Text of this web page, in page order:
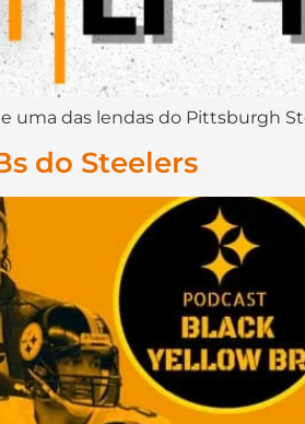
uma das lendas do Pittsburgh
do Steelers